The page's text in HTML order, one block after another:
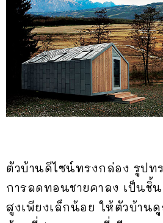
ตัวบ้านดีไซน์ทรงกล่อง รูปท
การลดทอนชายคาลง เป็นชิ้
สูงเพียงเล็กน้อย ให้ตัวบ้าน